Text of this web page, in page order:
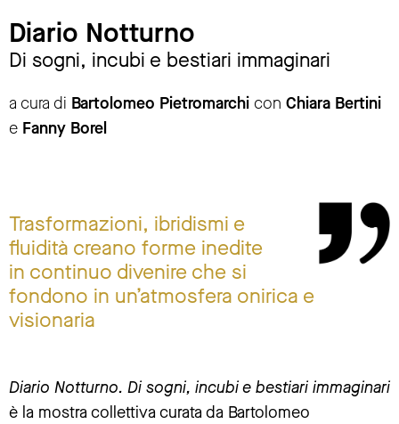
Diario Notturno
Di sogni, incubi e bestiari immaginari
a cura di Bartolomeo Pietromarchi con Chiara Bertini
e Fanny Borel
Trasformazioni, ibridismi e
fluidità creano forme inedite
in continuo divenire che si
fondono in un’atmosfera onirica e
visionaria
Diario Notturno. Di sogni, incubi e bestiari immaginari
è la mostra collettiva curata da Bartolomeo